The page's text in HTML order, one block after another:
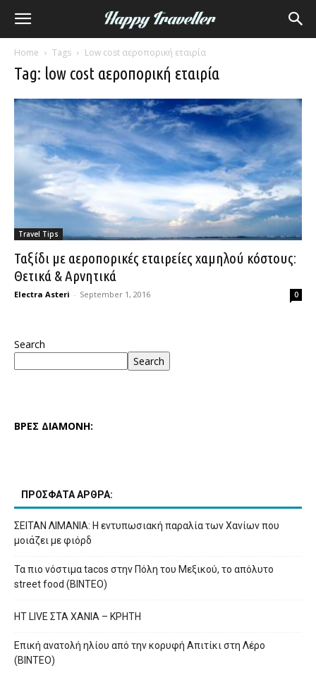
Home Tags Low cost αεροπορική εταιρία
Tag: low cost αεροπορική εταιρία
Travel Tips
Ταξίδι με αεροπορικές εταιρείες χαμηλού κόστους:
Θετικά & Αρνητικά
Electra Asteri - September 1, 2016 0
Search
Search
ΒΡΕΣ ΔΙΑΜΟΝΗ:
ΠΡΟΣΦΑΤΑ ΑΡΘΡΑ:
ΣΕΙΤΑΝ ΛΙΜΑΝΙΑ: Η εντυπωσιακή παραλία των Χανίων που
μοιάζει με φιόρδ
Τα πιο νόστιμα tacos στην Πόλη του Μεξικού, το απόλυτο
street food (ΒΙΝΤΕΟ)
HT LIVE ΣΤΑ ΧΑΝΙΑ – ΚΡΗΤΗ
Επική ανατολή ηλίου από την κορυφή Απιτίκι στη Λέρο
(ΒΙΝΤΕΟ)